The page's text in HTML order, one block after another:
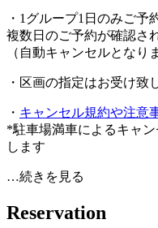
・1グループ1日のみご予
複数日のご予約が確認さ
（自動キャンセルとなり
・区画の指定はお受け致
・ キャンセル規約や注意
*駐車場満車によるキャ
します
…続きを見る
Reservation